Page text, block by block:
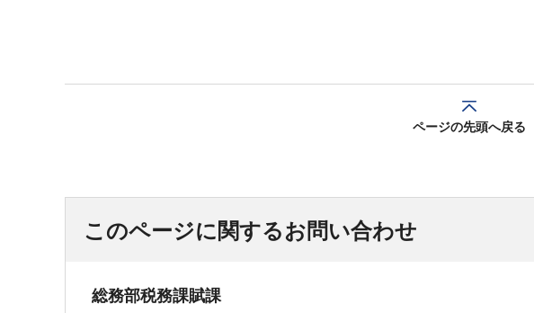
ページの先頭へ戻る
このページに関するお問い合わせ
総務部税務課賦課